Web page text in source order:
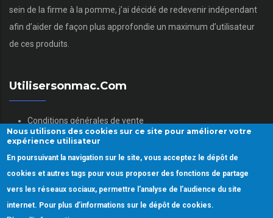
sein de la firme à la pomme, j’ai décidé de redevenir indépendant
afin d’aider de façon plus approfondie un maximum d’utilisateur
de ces produits.
Utilisersonmac.com
Conditions générales de vente
Mentions légales
Politique des données personnelles
Gestion des Cookies
Nous utilisons des cookies sur ce site pour améliorer votre
expérience utilisateur
En poursuivant la navigation sur le site, vous acceptez le dépôt de
cookies et autres tags pour vous proposer des fonctions de partage
vers les réseaux sociaux, permettre l'analyse de l’audience du site
internet. Pour plus d’informations sur le dépôt de cookies.